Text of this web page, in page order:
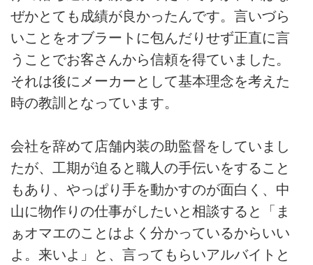
ぜかとても成績が良かったんです。言いづら
いことをオブラートに包んだりせず正直に言
うことでお客さんから信頼を得ていました。
それは後にメーカーとして基本理念を考えた
時の教訓となっています。
会社を辞めて店舗内装の助監督をしていまし
たが、工期が迫ると職人の手伝いをすること
もあり、やっぱり手を動かすのが面白く、中
山に物作りの仕事がしたいと相談すると「ま
ぁオマエのことはよく分かっているからいい
よ。来いよ」と、言ってもらいアルバイトと